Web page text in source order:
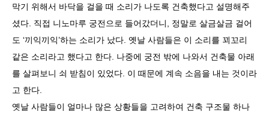
막기 위해서 바닥을 걸을 때 소리가 나도록 건축했다고 설명해주
셨다. 직접 니노마루 궁전으로 들어갔더니, 정말로 살금살금 걸어
도 ‘끼익끼익’하는 소리가 났다. 옛날 사람들은 이 소리를 꾀꼬리
같은 소리라고 했다고 한다. 나중에 궁전 밖에 나와서 건축물 아래
를 살펴보니 쇠 받침이 있었다. 이 때문에 계속 소음을 내는 것이라
고 한다.
옛날 사람들이 얼마나 많은 상황들을 고려하여 건축 구조물 하나